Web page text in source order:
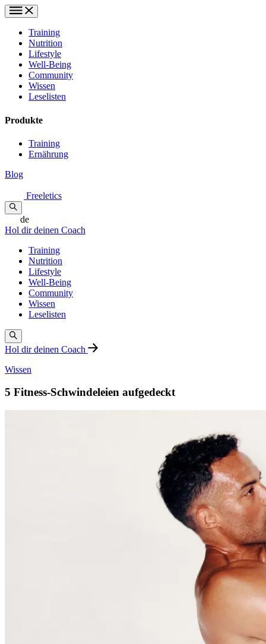
Training
Nutrition
Lifestyle
Well-Being
Community
Wissen
Leselisten
Produkte
Training
Ernährung
Blog
Freeletics
de
Hol dir deinen Coach
Training
Nutrition
Lifestyle
Well-Being
Community
Wissen
Leselisten
Hol dir deinen Coach
Wissen
5 Fitness-Schwindeleien aufgedeckt